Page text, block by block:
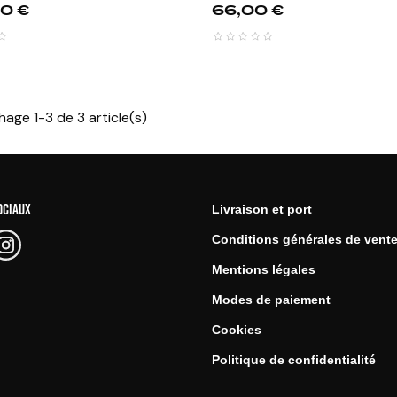
€ Prix
66,00 €
1-3 de 3 article(s)
Livraison et port
Conditions générales de vente
Mentions légales
Modes de paiement
Cookies
Politique de confidentialité